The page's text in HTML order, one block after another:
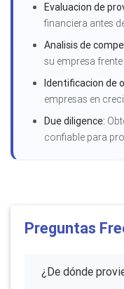
Evaluacion de
financiera antes
Analisis de
su empresa
Identificacion de
empresas en
Due diligence:
confiable para
Preguntas
¿De dónde